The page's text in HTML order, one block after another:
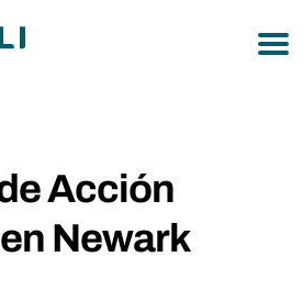
Acción
Newark